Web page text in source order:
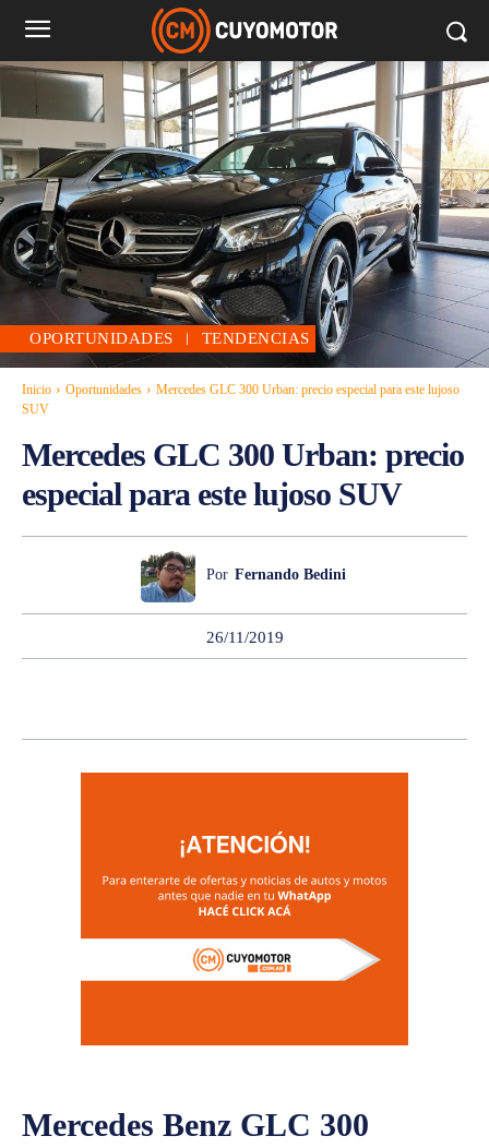
OPORTUNIDADES TENDENCIAS
Inicio Oportunidades
Mercedes GLC 300 Urban: precio especial para este lujoso
SUV
Mercedes GLC 300 Urban: precio
especial para este lujoso SUV
Por Fernando Bedini
26/11/2019
Mercedes Benz GLC 300